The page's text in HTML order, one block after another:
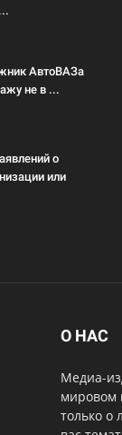
АвтоВАЗа
не в ...
о
или
О НАС
Медиа-
мировом
только о